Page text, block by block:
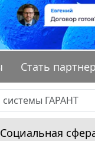
Стать
Социальная